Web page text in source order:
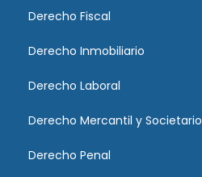
Derecho Fiscal
Derecho Inmobiliario
Derecho Laboral
Derecho Mercantil y Societario
Derecho Penal